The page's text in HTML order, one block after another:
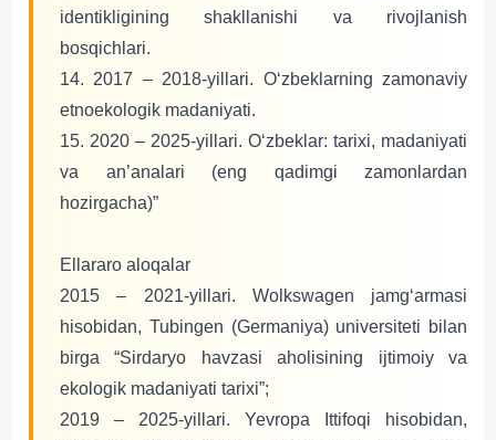
identikligining shakllanishi va rivojlanish
bosqichlari.
14. 2017 – 2018-yillari. O‘zbeklarning zamonaviy
etnoekologik madaniyati.
15. 2020 – 2025-yillari. O‘zbeklar: tarixi, madaniyati
va an’analari (eng qadimgi zamonlardan
hozirgacha)”
Ellararo aloqalar
2015 – 2021-yillari. Wolkswagen jamg‘armasi
hisobidan, Tubingen (Germaniya) universiteti bilan
birga “Sirdaryo havzasi aholisining ijtimoiy va
ekologik madaniyati tarixi”;
2019 – 2025-yillari. Yevropa Ittifoqi hisobidan,